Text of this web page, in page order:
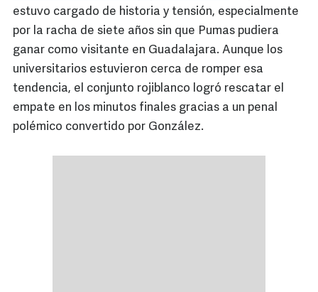
estuvo cargado de historia y tensión, especialmente
por la racha de siete años sin que Pumas pudiera
ganar como visitante en Guadalajara. Aunque los
universitarios estuvieron cerca de romper esa
tendencia, el conjunto rojiblanco logró rescatar el
empate en los minutos finales gracias a un penal
polémico convertido por González.